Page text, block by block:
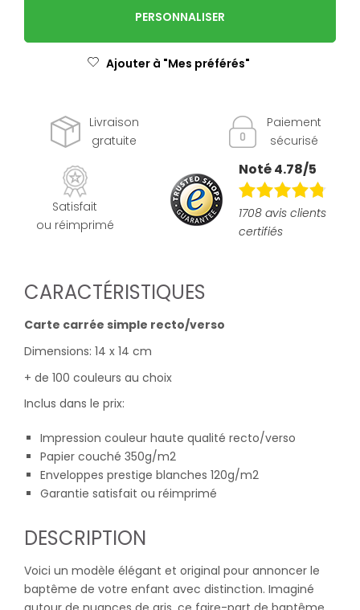
PERSONNALISER
Ajouter à "Mes préférés"
Livraison
gratuite
Paiement
sécurisé
Satisfait
ou réimprimé
Noté 4.78/5
1708 avis clients
certifiés
CARACTÉRISTIQUES
Carte carrée simple recto/verso
Dimensions: 14 x 14 cm
+ de 100 couleurs au choix
Inclus dans le prix:
Impression couleur haute qualité recto/verso
Papier couché 350g/m2
Enveloppes prestige blanches 120g/m2
Garantie satisfait ou réimprimé
DESCRIPTION
Voici un modèle élégant et original pour annoncer le
baptême de votre enfant avec distinction. Imaginé